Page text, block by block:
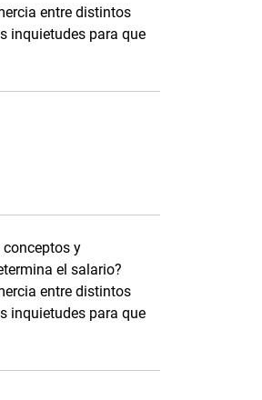
entre distintos
inquietudes para que
y
el salario?
entre distintos
inquietudes para que